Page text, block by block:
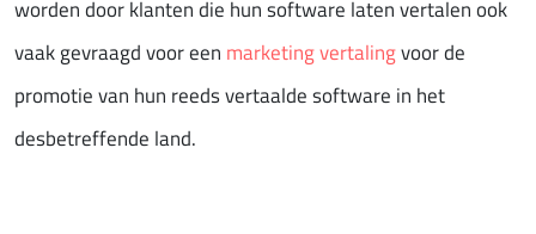
worden door klanten die hun software laten vertalen ook
vaak gevraagd voor een marketing vertalingvoor de
promotie van hun reeds vertaalde software in het
desbetreffende land.